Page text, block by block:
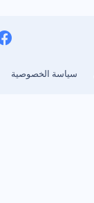
سياسة الخصوصية